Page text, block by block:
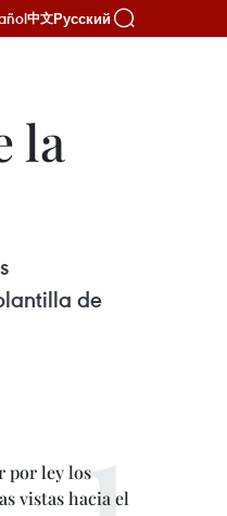
中文Русский
la
de
por ley los
vistas hacia el